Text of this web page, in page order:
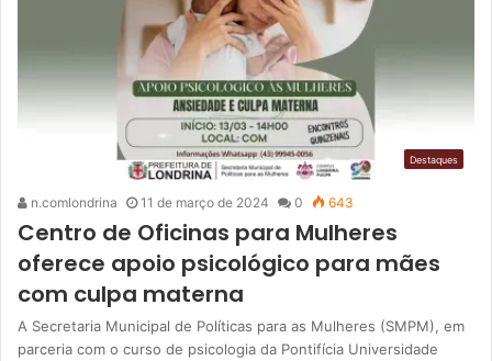
Destaques
n.comlondrina 11 de março de 2024 0 643
Centro de Oficinas para Mulheres
oferece apoio psicológico para mães
com culpa materna
A Secretaria Municipal de Políticas para as Mulheres (SMPM), em
parceria com o curso de psicologia da Pontifícia Universidade